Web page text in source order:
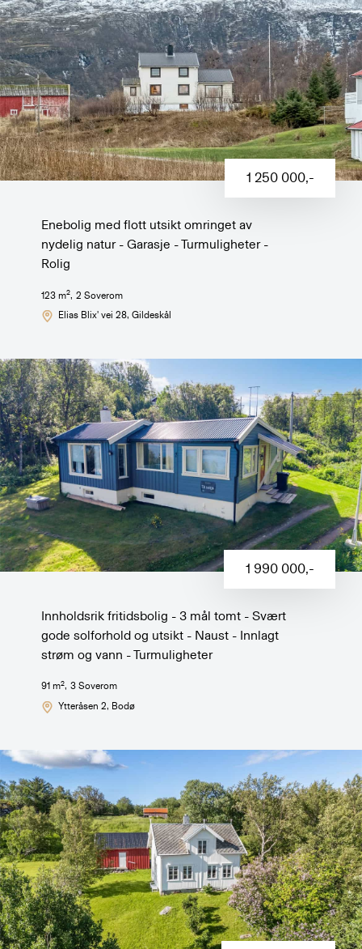
1 250 000,-
Enebolig med flott utsikt omringet av
nydelig natur - Garasje - Turmuligheter -
Rolig
123 m2, 2 Soverom
Elias Blix' vei 28, Gildeskål
1 990 000,-
Innholdsrik fritidsbolig - 3 mål tomt - Svært
gode solforhold og utsikt - Naust - Innlagt
strøm og vann - Turmuligheter
91 m2, 3Soverom
Ytteråsen 2, Bodø